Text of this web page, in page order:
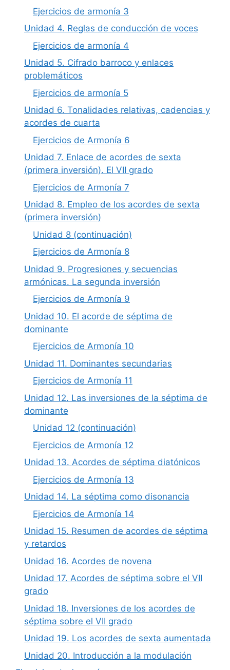
Ejercicios de armonía 3
Unidad 4. Reglas de conducción de voces
Ejercicios de armonía 4
Unidad 5. Cifrado barroco y enlaces
problemáticos
Ejercicios de armonía 5
Unidad 6. Tonalidades relativas, cadencias y
acordes de cuarta
Ejercicios de Armonía 6
Unidad 7. Enlace de acordes de sexta
(primera inversión). El VII grado
Ejercicios de Armonía 7
Unidad 8. Empleo de los acordes de sexta
(primera inversión)
Unidad 8 (continuación)
Ejercicios de Armonía 8
Unidad 9. Progresiones y secuencias
armónicas. La segunda inversión
Ejercicios de Armonía 9
Unidad 10. El acorde de séptima de
dominante
Ejercicios de Armonía 10
Unidad 11. Dominantes secundarias
Ejercicios de Armonía 11
Unidad 12. Las inversiones de la séptima de
dominante
Unidad 12 (continuación)
Ejercicios de Armonía 12
Unidad 13. Acordes de séptima diatónicos
Ejercicios de Armonía 13
Unidad 14. La séptima como disonancia
Ejercicios de Armonía 14
Unidad 15. Resumen de acordes de séptima
y retardos
Unidad 16. Acordes de novena
Unidad 17. Acordes de séptima sobre el VII
grado
Unidad 18. Inversiones de los acordes de
séptima sobre el VII grado
Unidad 19. Los acordes de sexta aumentada
Unidad 20. Introducción a la modulación